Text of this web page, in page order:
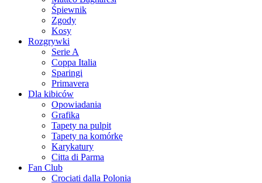
Śpiewnik
Zgody
Kosy
Rozgrywki
Serie A
Coppa Italia
Sparingi
Primavera
Dla kibiców
Opowiadania
Grafika
Tapety na pulpit
Tapety na komórkę
Karykatury
Citta di Parma
Fan Club
Crociati dalla Polonia